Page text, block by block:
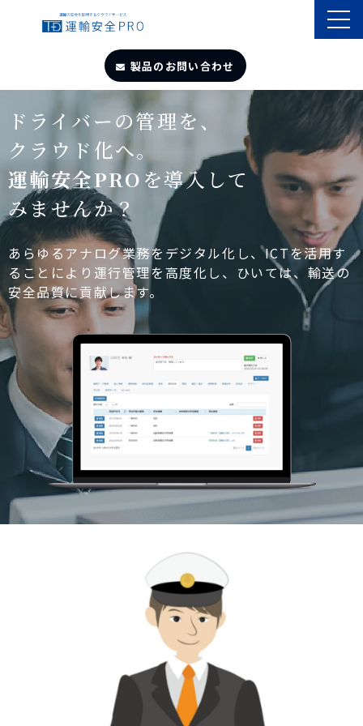
製品のお問い合わせ
TOP
導入事例
製品・サービス
自動点呼
遠隔点呼
お役立ちサイト
ドライバーの管理を、
クラウド化へ。
運輸安全PRO を導入して
みませんか？
あらゆるアナログ業務をデジタル化し、ICTを活用す
ることにより運行管理を高度化し、ひいては、輸送の
安全品質に貢献します。